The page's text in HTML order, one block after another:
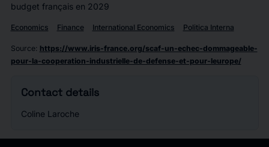
budget français en 2029
Economics Finance International Economics Politica Interna
Source: https://www.iris-france.org/scaf-un-echec-dommageable-
pour-la-cooperation-industrielle-de-defense-et-pour-leurope/
Contact details
Coline Laroche